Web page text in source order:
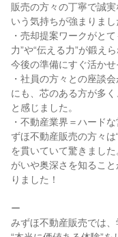
販売の方々の丁寧で誠
いう気持ちが強まりまし
・売却提案ワークがと
力”や“伝える力”が鍛え
今後の準備にすぐ活かせ
・社員の方々との座談
にも、芯のある方が多
と感じました。
・不動産業界＝ハード
ずほ不動産販売の方々
を貫いていて驚きまし
がいや奥深さを知るこ
りました！
ー
みずほ不動産販売では